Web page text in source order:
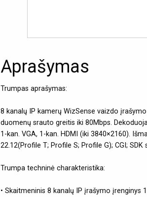
Aprašymas
Trumpas aprašymas:
8 kanalų IP kamerų WizSense vaizdo įrašymo
duomenų srauto greitis iki 80Mbps.
1-kan. VGA, 1-kan. HDMI (iki 3840×2160).
22.12(Profile T; Profile S; Profile G); CGI;
Trumpa techninė charakteristika:
• Skaitmeninis 8 kanalų IP įrašymo įrenginys